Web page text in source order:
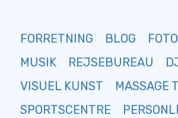
FORRETNING BLOG
MUSIK
REJSEBUREAU
VISUEL KUNST
MASSAGE
SPORTSCENTRE